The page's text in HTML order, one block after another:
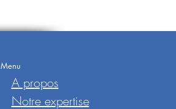
Menu
A propos
Notre expertise